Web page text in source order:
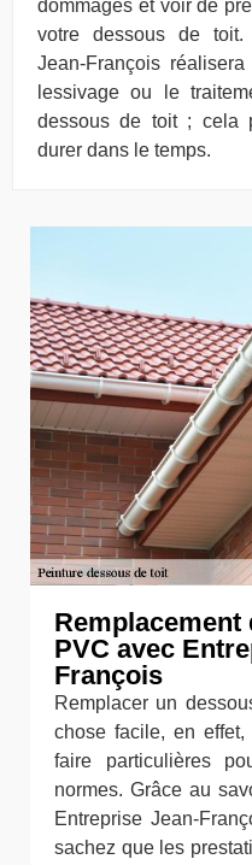
dommages et voir de
votre dessous de toit.
Jean-François
lessivage ou le
dessous de toit ; cela
durer dans le temps.
Remplacement
PVC avec
François
Remplacer un
chose facile, en
faire particulières
normes. Grâce au
Entreprise Jean-
sachez que les